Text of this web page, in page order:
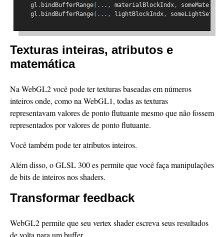
   gl
. bindBufferRange(..., materialBlockIndx,
   gl
. bindBufferRange(..., lightBlockIndx,
Texturas inteiras, atributos e
matemática
Na WebGL2 você pode ter texturas baseadas em números
inteiros onde, como na WebGL1, todas as texturas
representavam valores de ponto flutuante mesmo que não fossem
representados por valores de ponto flutuante.
Você também pode ter atributos inteiros.
Além disso, o GLSL 300 es permite que você faça manipulações
de bits de inteiros nos shaders.
Transformar feedback
WebGL2 permite que seu vertex shader escreva seus resultados
de volta para um buffer.